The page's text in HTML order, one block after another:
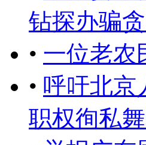
钻探办骗
• 一位老农
• 呼吁北京
职权徇私